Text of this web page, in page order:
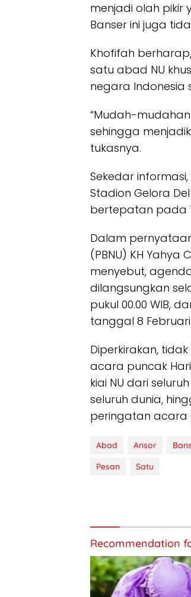
menjadi olah pikir
Banser ini juga
Khofifah
satu abad NU
negara Indonesia
“Mudah-
sehingga
tukasnya.
Sekedar
Stadion Gelora
bertepatan pada
Dalam
(PBNU) KH
menyebut,
dilangsungkan
pukul 00.00 WIB,
tanggal 8 Februari
Diperkirakan,
acara puncak
kiai NU dari
seluruh dunia,
peringatan acara
Abad Ansor
Pesan
Satu
Recommendation